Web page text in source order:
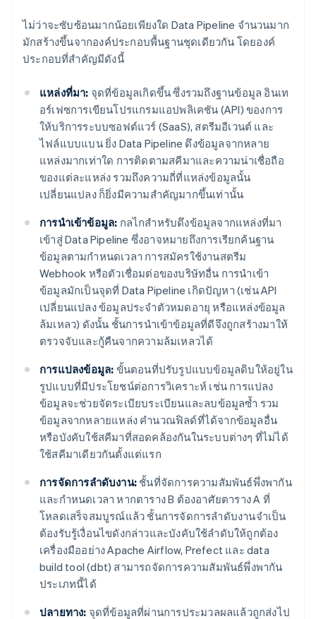
ไม่ว่าจะซับซ้อนมากน้อยเพียงใด Data Pipeline จำนวนมาก
มักสร้างขึ้นจากองค์ประกอบพื้นฐานชุดเดียวกัน โดยองค์
ประกอบที่สำคัญมีดังนี้
แหล่งที่มา: จุดที่ข้อมูลเกิดขึ้น ซึ่งรวมถึงฐานข้อมูล อินเท
อร์เฟซการเขียนโปรแกรมแอปพลิเคชัน (API) ของการ
ให้บริการระบบซอฟต์แวร์ (SaaS), สตรีมอีเวนต์ และ
ไฟล์แบบแบน ยิ่ง Data Pipeline ดึงข้อมูลจากหลาย
แหล่งมากเท่าใด การติดตามสคีมาและความน่าเชื่อถือ
ของแต่ละแหล่ง รวมถึงความถี่ที่แหล่งข้อมูลนั้น
เปลี่ยนแปลง ก็ยิ่งมีความสำคัญมากขึ้นเท่านั้น
การนำเข้าข้อมูล: กลไกสำหรับดึงข้อมูลจากแหล่งที่มา
เข้าสู่ Data Pipeline ซึ่งอาจหมายถึงการเรียกค้นฐาน
ข้อมูลตามกำหนดเวลา การสมัครใช้งานสตรีม
Webhook หรือตัวเชื่อมต่อของบริษัทอื่น การนำเข้า
ข้อมูลมักเป็นจุดที่ Data Pipeline เกิดปัญหา (เช่น API
เปลี่ยนแปลง ข้อมูลประจำตัวหมดอายุ หรือแหล่งข้อมูล
ล้มเหลว) ดังนั้น ชั้นการนำเข้าข้อมูลที่ดีจึงถูกสร้างมาให้
ตรวจจับและกู้คืนจากความล้มเหลวได้
การแปลงข้อมูล: ขั้นตอนที่ปรับรูปแบบข้อมูลดิบให้อยู่ใน
รูปแบบที่มีประโยชน์ต่อการวิเคราะห์ เช่น การแปลง
ข้อมูลจะช่วยจัดระเบียบระเบียนและลบข้อมูลซ้ำ รวม
ข้อมูลจากหลายแหล่ง คำนวณฟิลด์ที่ได้จากข้อมูลอื่น
หรือบังคับใช้สคีมาที่สอดคล้องกันในระบบต่างๆ ที่ไม่ได้
ใช้สคีมาเดียวกันตั้งแต่แรก
การจัดการลำดับงาน: ชั้นที่จัดการความสัมพันธ์พึ่งพากัน
และกำหนดเวลา หากตาราง B ต้องอาศัยตาราง A ที่
โหลดเสร็จสมบูรณ์แล้ว ชั้นการจัดการลำดับงานจำเป็น
ต้องรับรู้เงื่อนไขดังกล่าวและบังคับใช้ลำดับให้ถูกต้อง
เครื่องมืออย่าง Apache Airflow, Prefect และ data
build tool (dbt) สามารถจัดการความสัมพันธ์พึ่งพากัน
ประเภทนี้ได้
ปลายทาง: จุดที่ข้อมูลที่ผ่านการประมวลผลแล้วถูกส่งไป